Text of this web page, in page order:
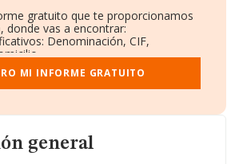
general
gratuito que te proporcionamos
donde vas a encontrar:
Denominación, CIF,
Completo (BORME).
Ventas y Empleados.
y Administradores.
publicados sobre la empresa.
y registral complementaria.
MI INFORME GRATUITO